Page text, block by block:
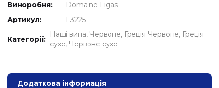
Виноробня:
Domaine Ligas
Артикул:
F3225
Категорії:
Наші вина Червоне Греція Червоне Греція
сухе Червоне сухе
Додаткова інформація